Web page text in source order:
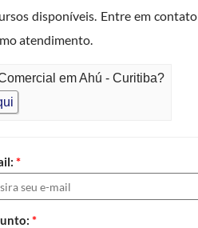
disponíveis. Entre em
atendimento.
em Ahú - Curitiba?
*
*